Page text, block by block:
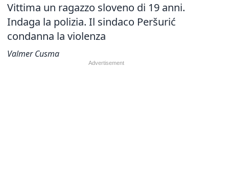
Vittima un ragazzo sloveno di 19 anni.
Indaga la polizia. Il sindaco Peršurić
condanna la violenza
Valmer Cusma